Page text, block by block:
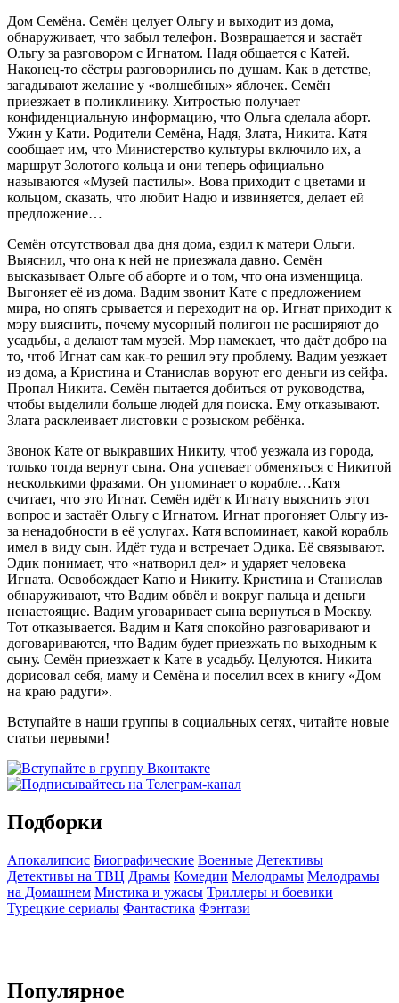
Дом Семёна. Семён целует Ольгу и выходит из дома,
обнаруживает, что забыл телефон. Возвращается и застаёт
Ольгу за разговором с Игнатом. Надя общается с Катей.
Наконец-то сёстры разговорились по душам. Как в детстве,
загадывают желание у «волшебных» яблочек. Семён
приезжает в поликлинику. Хитростью получает
конфиденциальную информацию, что Ольга сделала аборт.
Ужин у Кати. Родители Семёна, Надя, Злата, Никита. Катя
сообщает им, что Министерство культуры включило их, а
маршрут Золотого кольца и они теперь официально
называются «Музей пастилы». Вова приходит с цветами и
кольцом, сказать, что любит Надю и извиняется, делает ей
предложение…
Семён отсутствовал два дня дома, ездил к матери Ольги.
Выяснил, что она к ней не приезжала давно. Семён
высказывает Ольге об аборте и о том, что она изменщица.
Выгоняет её из дома. Вадим звонит Кате с предложением
мира, но опять срывается и переходит на ор. Игнат приходит к
мэру выяснить, почему мусорный полигон не расширяют до
усадьбы, а делают там музей. Мэр намекает, что даёт добро на
то, чтоб Игнат сам как-то решил эту проблему. Вадим уезжает
из дома, а Кристина и Станислав воруют его деньги из сейфа.
Пропал Никита. Семён пытается добиться от руководства,
чтобы выделили больше людей для поиска. Ему отказывают.
Злата расклеивает листовки с розыском ребёнка.
Звонок Кате от выкравших Никиту, чтоб уезжала из города,
только тогда вернут сына. Она успевает обменяться с Никитой
несколькими фразами. Он упоминает о корабле…Катя
считает, что это Игнат. Семён идёт к Игнату выяснить этот
вопрос и застаёт Ольгу с Игнатом. Игнат прогоняет Ольгу из-
за ненадобности в её услугах. Катя вспоминает, какой корабль
имел в виду сын. Идёт туда и встречает Эдика. Её связывают.
Эдик понимает, что «натворил дел» и ударяет человека
Игната. Освобождает Катю и Никиту. Кристина и Станислав
обнаруживают, что Вадим обвёл и вокруг пальца и деньги
ненастоящие. Вадим уговаривает сына вернуться в Москву.
Тот отказывается. Вадим и Катя спокойно разговаривают и
договариваются, что Вадим будет приезжать по выходным к
сыну. Семён приезжает к Кате в усадьбу. Целуются. Никита
дорисовал себя, маму и Семёна и поселил всех в книгу «Дом
на краю радуги».
Вступайте в наши группы в социальных сетях, читайте новые
статьи первыми!
Подборки
Апокалипсис Биографические Военные Детективы
Детективы на ТВЦ Драмы Комедии Мелодрамы Мелодрамы
на Домашнем Мистика и ужасы Триллеры и боевики
Турецкие сериалы Фантастика Фэнтази
Популярное